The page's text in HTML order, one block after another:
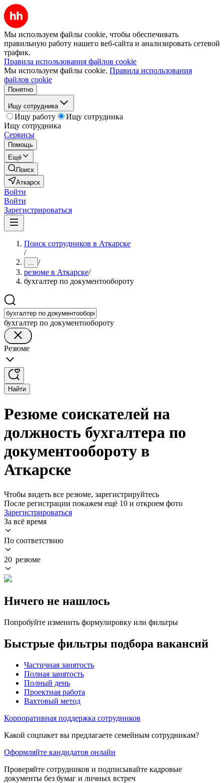
Мы используем файлы cookie, чтобы обеспечивать
правильную работу нашего веб-сайта и анализировать сетевой
трафик.
Правила использования файлов cookie
Мы используем файлы cookie. Правила использования
файлов cookie
Понятно
Ищу сотрудника
Ищу работу
Ищу сотрудника
Ищу сотрудника
Сервисы
Помощь
Ещё
Поиск
Аткарск
Войти
Войти
Зарегистрироваться
Поиск сотрудников в Аткарске
/
... /
резюме в Аткарске/
бухгалтер по документообороту
бухгалтер по документообороту
Резюме
Найти
Резюме соискателей на
должность бухгалтера по
документообороту в
Аткарске
Чтобы видеть все резюме, зарегистрируйтесь
После регистрации покажем ещё 10 и откроем фото
Зарегистрироваться
За всё время
По соответствию
20 резюме
Ничего не нашлось
Попробуйте изменить формулировку или фильтры
Быстрые фильтры подбора вакансий
Частичная занятость
Полная занятость
Полный день
Проектная работа
Вахтовый метод
Корпоративная поддержка сотрудников
Какой соцпакет вы предлагаете семейным сотрудникам?
Оформляйте кандидатов онлайн
Проверяйте сотрудников и подписывайте кадровые
документы без бумаг и личных встреч